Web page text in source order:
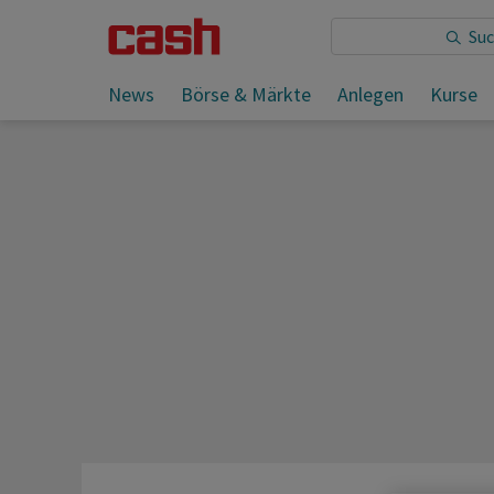
News Börse & Märkte Anlegen Kurse
Sie lesen: